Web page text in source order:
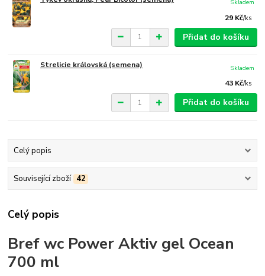
29 Kč/ks
Skladem
Přidat do košíku
Strelicie královská (semena)
43 Kč/ks
Skladem
Přidat do košíku
Celý popis
Související zboží 42
Celý popis
Bref wc Power Aktiv gel Ocean
700 ml